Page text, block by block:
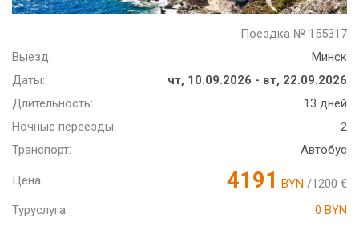
Поездка № 155317
Выезд:
Минск
Даты:
чт, 10.09.2026 - вт, 22.09.2026
Длительность:
13 дней
Ночные переезды:
2
Транспорт:
Автобус
Цена: 4191 BYN /1200 €
Туруслуга:
0 BYN